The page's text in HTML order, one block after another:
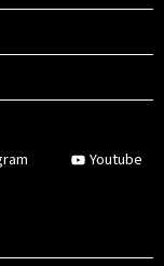
Youtube